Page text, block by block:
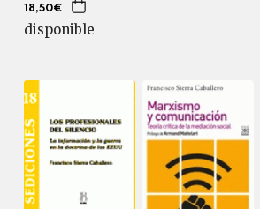
18,50€
disponible